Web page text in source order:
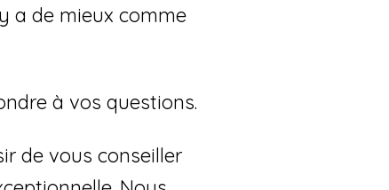
a de mieux comme
à vos questions.
de vous conseiller